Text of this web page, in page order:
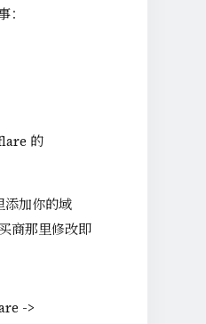
的
加你的域
商那里修改即
->